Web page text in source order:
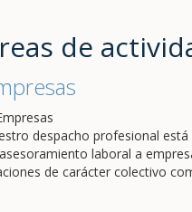
de
despacho profesional está
laboral a
de carácter colectivo